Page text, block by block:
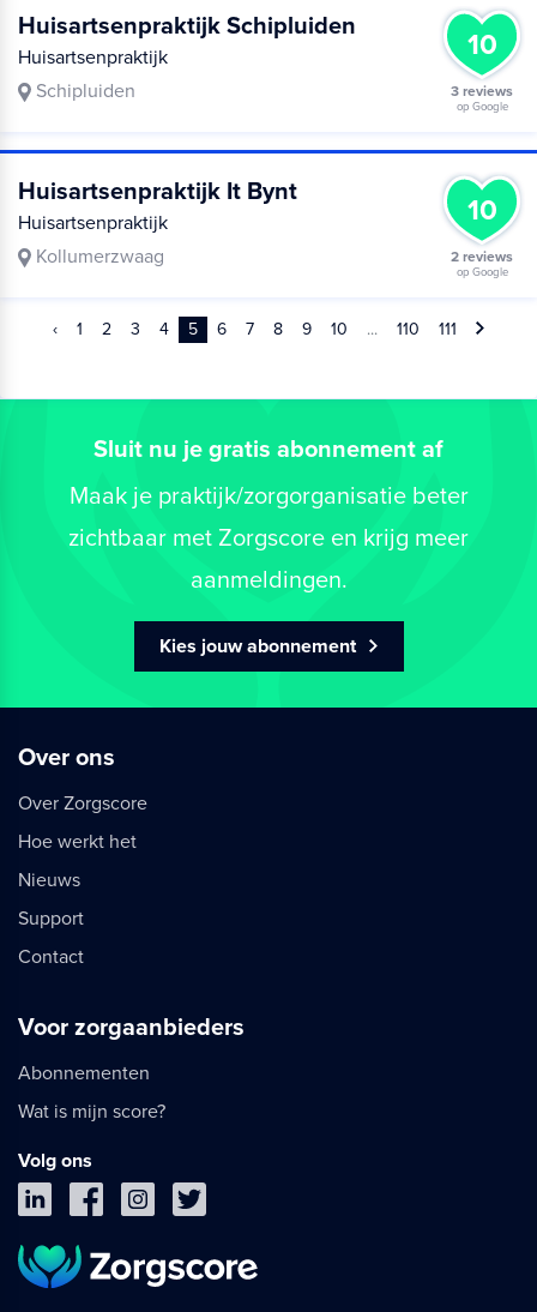
Huisartsenpraktijk Schipluiden
Huisartsenpraktijk
Schipluiden
10
3 reviews
op Google
Huisartsenpraktijk It Bynt
Huisartsenpraktijk
Kollumerzwaag
10
2 reviews
op Google
‹ 1 2 3 4 5 6 7 8 9 10 ... 110 111
Sluit nu je gratis abonnement af
Maak je praktijk/zorgorganisatie beter
zichtbaar met Zorgscore en krijg meer
aanmeldingen.
Kies jouw abonnement
Over ons
Over Zorgscore
Hoe werkt het
Nieuws
Support
Contact
Voor zorgaanbieders
Abonnementen
Wat is mijn score?
Volg ons